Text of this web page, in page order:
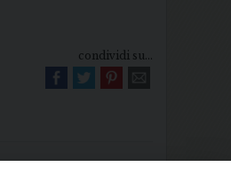
condividi su...